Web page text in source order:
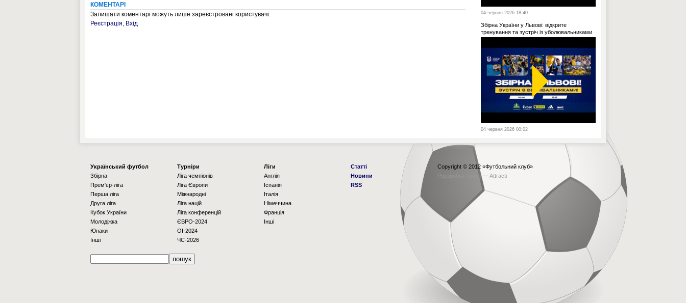
КОМЕНТАРІ
Залишати коментарі можуть лише зареєстровані користувачі.
Реєстрація, Вхід
04 червня 2026 18:40
Збірна України у Львові: відкрите
тренування та зустріч із уболювальниками
04 червня 2026 00:02
Українcький футбол
Збірна
Прем'єр-ліга
Перша ліга
Друга ліга
Кубок України
Молодіжка
Юнаки
Інші
Турніри
Ліга чемпіонів
Ліга Європи
Міжнародні
Ліга націй
Ліга конференцій
ЄВРО-2024
OI-2024
ЧС-2026
Ліги
Англія
Іспанія
Італія
Німеччина
Франція
Інші
Статті
Новини
RSS
Copyright © 2012 «Футбольний клуб»
Рорзробка сайта — Attracti